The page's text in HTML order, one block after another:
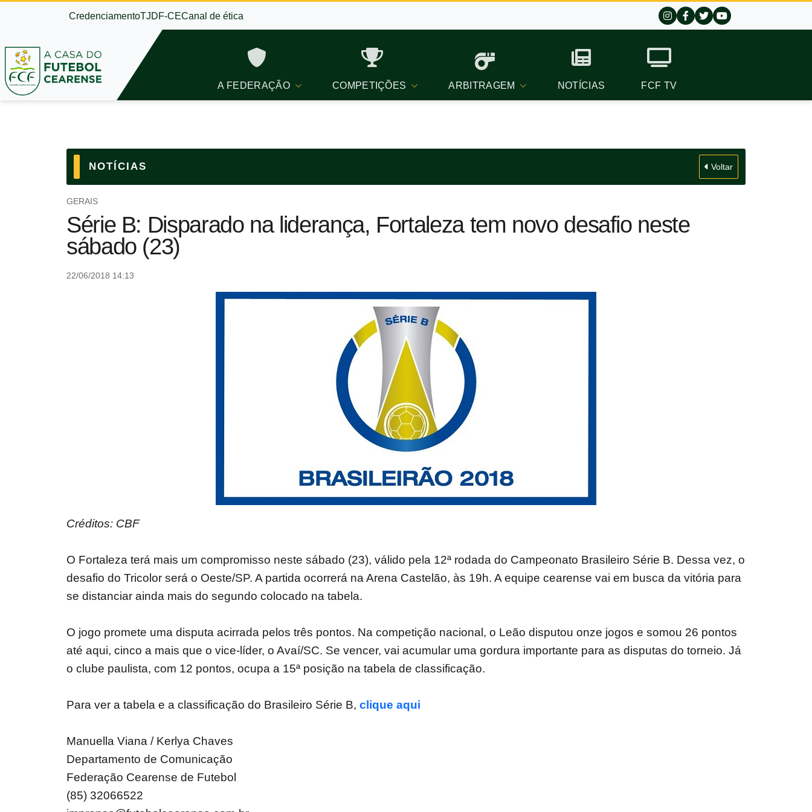
CredenciamentoTJDF-CECanal de ética
A FEDERAÇÃO COMPETIÇÕES ARBITRAGEM NOTÍCIAS FCF TV
NOTÍCIAS Voltar
GERAIS
Série B: Disparado na liderança, Fortaleza tem novo desafio neste
sábado (23)
22/06/2018 14:13
Créditos: CBF
O Fortaleza terá mais um compromisso neste sábado (23), válido pela 12ª rodada do Campeonato Brasileiro Série B. Dessa vez, o
desafio do Tricolor será o Oeste/SP. A partida ocorrerá na Arena Castelão, às 19h. A equipe cearense vai em busca da vitória para
se distanciar ainda mais do segundo colocado na tabela.
O jogo promete uma disputa acirrada pelos três pontos. Na competição nacional, o Leão disputou onze jogos e somou 26 pontos
até aqui, cinco a mais que o vice-líder, o Avaí/SC. Se vencer, vai acumular uma gordura importante para as disputas do torneio. Já
o clube paulista, com 12 pontos, ocupa a 15ª posição na tabela de classificação.
Para ver a tabela e a classificação do Brasileiro Série B, clique aqui
Manuella Viana / Kerlya Chaves
Departamento de Comunicação
Federação Cearense de Futebol
(85) 32066522